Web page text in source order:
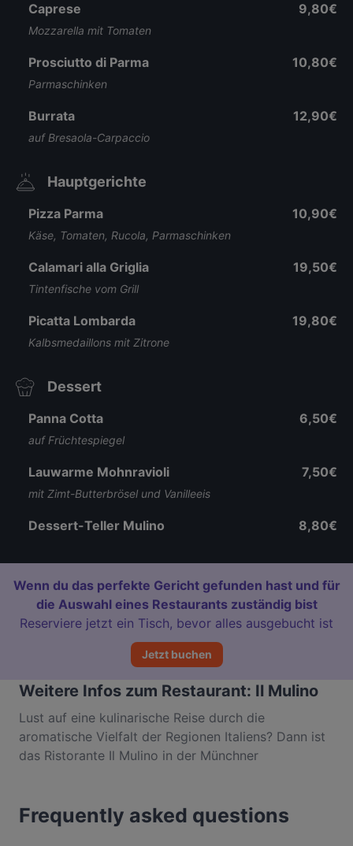
Caprese
Mozzarella mit Tomaten
9,80€
Prosciutto di Parma
Parmaschinken
10,80€
Burrata
auf Bresaola-Carpaccio
12,90€
Hauptgerichte
Pizza Parma
Käse, Tomaten, Rucola, Parmaschinken
10,90€
Calamari alla Griglia
Tintenfische vom Grill
19,50€
Picatta Lombarda
Kalbsmedaillons mit Zitrone
19,80€
Dessert
Panna Cotta
auf Früchtespiegel
6,50€
Lauwarme Mohnravioli
mit Zimt-Butterbrösel und Vanilleeis
7,50€
Dessert-Teller Mulino 8,80€
Wenn du das perfekte Gericht gefunden hast und für
die Auswahl eines Restaurants zuständig bist
Reserviere jetzt ein Tisch, bevor alles ausgebucht ist
Jetzt buchen
Weitere Infos zum Restaurant: Il Mulino
Lust auf eine kulinarische Reise durch die
aromatische Vielfalt der Regionen Italiens? Dann ist
das Ristorante Il Mulino in der Münchner
auf authentisch und mit viel Leidenschaft
zubereitete Kreationen von Chefkoch Peppino
Frequently asked questions